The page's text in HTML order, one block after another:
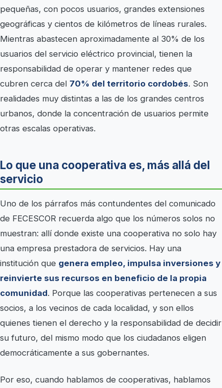
pequeñas, con pocos usuarios, grandes extensiones
geográficas y cientos de kilómetros de líneas rurales.
Mientras abastecen aproximadamente al 30% de los
usuarios del servicio eléctrico provincial, tienen la
responsabilidad de operar y mantener redes que
cubren cerca del 70% del territorio cordobés. Son
realidades muy distintas a las de los grandes centros
urbanos, donde la concentración de usuarios permite
otras escalas operativas.
Lo que una cooperativa es, más allá del
servicio
Uno de los párrafos más contundentes del comunicado
de FECESCOR recuerda algo que los números solos no
muestran: allí donde existe una cooperativa no solo hay
una empresa prestadora de servicios. Hay una
institución que genera empleo, impulsa inversiones y
reinvierte sus recursos en beneficio de la propia
comunidad. Porque las cooperativas pertenecen a sus
socios, a los vecinos de cada localidad, y son ellos
quienes tienen el derecho y la responsabilidad de decidir
su futuro, del mismo modo que los ciudadanos eligen
democráticamente a sus gobernantes.
Por eso, cuando hablamos de cooperativas, hablamos